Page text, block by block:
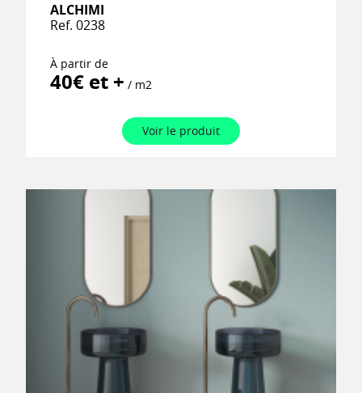
ALCHIMI
Ref. 0238
À partir de
40€ et + / m2
Voir le produit